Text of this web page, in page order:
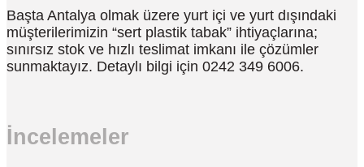
Başta Antalya olmak üzere yurt içi ve yurt dışındaki
müşterilerimizin “sert plastik tabak” ihtiyaçlarına;
sınırsız stok ve hızlı teslimat imkanı ile çözümler
sunmaktayız. Detaylı bilgi için 0242 349 6006.
İncelemeler